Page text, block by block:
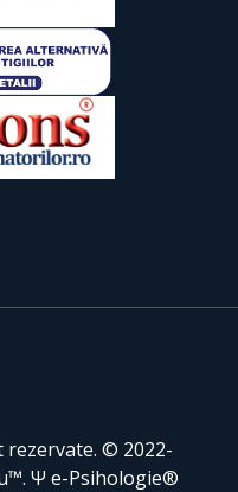
© 2022-
Ψ e-Psihologie®